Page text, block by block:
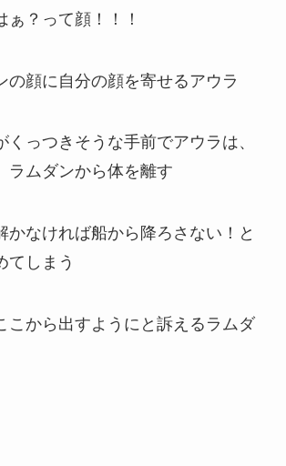
ぁ？って顔！！！
の顔に自分の顔を寄せるアウラ
くっつきそうな手前でアウラは、
ラムダンから体を離す
かなければ船から降ろさない！と
てしまう
こから出すようにと訴えるラムダ